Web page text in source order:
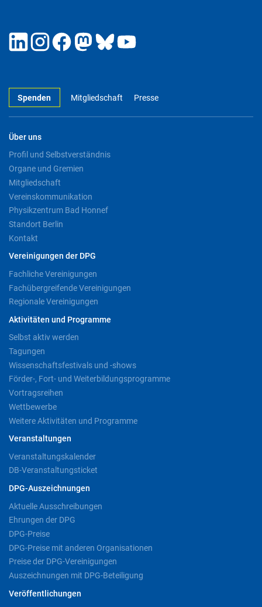
Spenden Mitgliedschaft Presse
Über uns
Profil und Selbstverständnis
Organe und Gremien
Mitgliedschaft
Vereinskommunikation
Physikzentrum Bad Honnef
Standort Berlin
Kontakt
Vereinigungen der DPG
Fachliche Vereinigungen
Fachübergreifende Vereinigungen
Regionale Vereinigungen
Aktivitäten und Programme
Selbst aktiv werden
Tagungen
Wissenschaftsfestivals und -shows
Förder-, Fort- und Weiterbildungsprogramme
Vortragsreihen
Wettbewerbe
Weitere Aktivitäten und Programme
Veranstaltungen
Veranstaltungskalender
DB-Veranstaltungsticket
DPG-Auszeichnungen
Aktuelle Ausschreibungen
Ehrungen der DPG
DPG-Preise
DPG-Preise mit anderen Organisationen
Preise der DPG-Vereinigungen
Auszeichnungen mit DPG-Beteiligung
Veröffentlichungen